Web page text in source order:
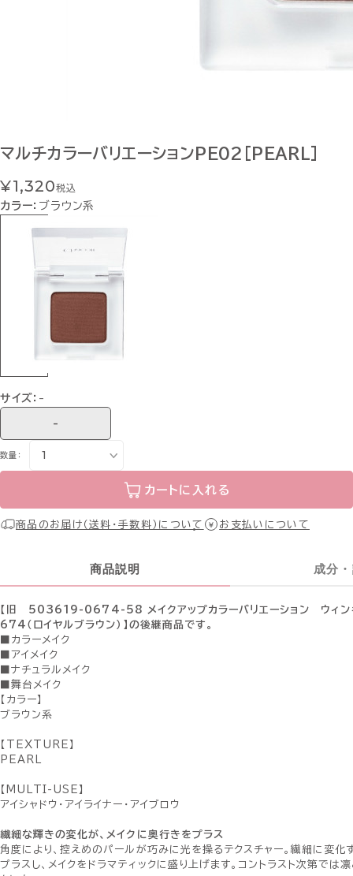
マルチカラーバリエーションPE02[PEARL]
¥1,320税込
カラー： ブラウン系
サイズ： -
-
数量：
カートに入れる
商品のお届け（送料・手数料）について お支払いについて
商品説明 成分
【旧 503619-0674-58 メイクアップカラーバリエーション ウィン
674（ロイヤルブラウン）】の後継商品です。
■カラーメイク
■アイメイク
■ナチュラルメイク
■舞台メイク
【カラー】
ブラウン系
【TEXTURE】
PEARL
【MULTI-USE】
アイシャドウ・アイライナー・アイブロウ
繊細な輝きの変化が、メイクに奥行きをプラス
角度により、控えめのパールが巧みに光を操るテクスチャー。繊細に変化
プラスし、メイクをドラマティックに盛り上げます。コントラスト次第では